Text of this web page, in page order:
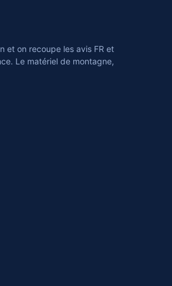
et on recoupe les avis FR et
Le matériel de montagne,